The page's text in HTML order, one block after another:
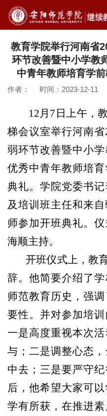
教育学院举行河南省
环节改善暨中小学教
中青年教师培育学
作者： 时间：2023-12-11
12月 7 日上午，
梯会议室举行河南省
弱环节改善暨中小
优秀中青年教师培
典礼。学院党委书
及培训班主任和来
师参加开班典礼。
海顺主持。
开班仪式上，教
辞。他简要介绍了
师范教育历史，强
要性。并对参加培
一是高度重视本次
与；二是调整心态
中去；三是要严守
后，他希望大家可以
学有所获，在推进